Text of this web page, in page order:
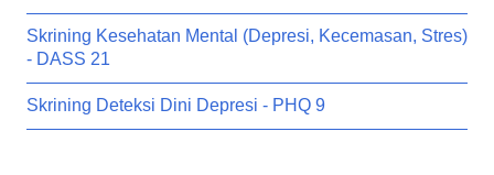
Skrining Kesehatan Mental (Depresi, Kecemasan, Stres)
- DASS 21
Skrining Deteksi Dini Depresi - PHQ 9